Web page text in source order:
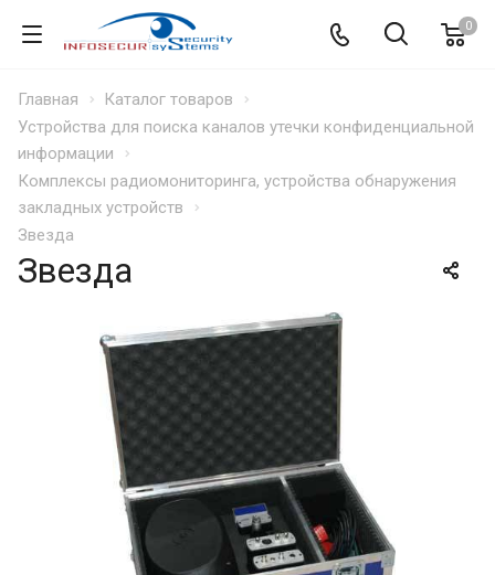
0
Главная
Каталог товаров
Устройства для поиска каналов утечки конфиденциальной
информации
Комплексы радиомониторинга, устройства обнаружения
закладных устройств
Звезда
Звезда